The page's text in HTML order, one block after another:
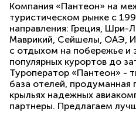
Компания «Пантеон» на
туристическом рынке с
направления: Греция, Шри-
Маврикий, Сейшелы, ОАЭ,
с отдыхом на побережье и
популярных курортов до
Туроператор «Пантеон» -
база отелей, продуманная
крыльях надежных
партнеры. Предлагаем